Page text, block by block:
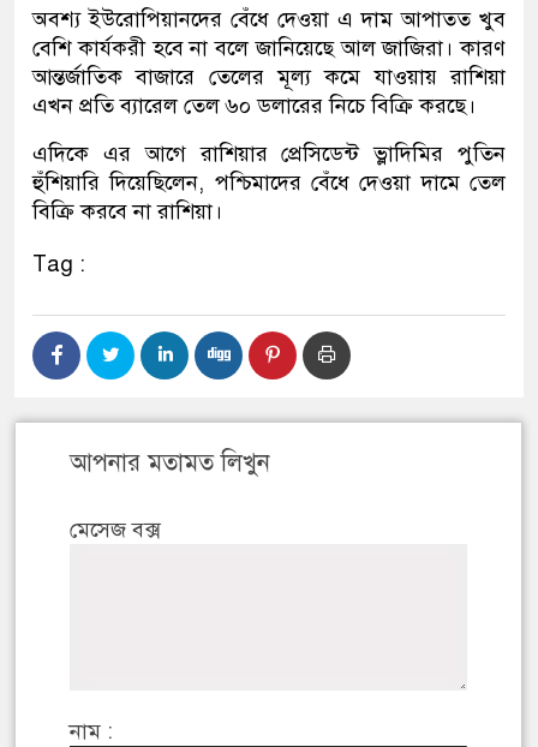
অবশ্য ইউরোপিয়ানদের বেঁধে দেওয়া এ দাম আপাতত খুব
বেশি কার্যকরী হবে না বলে জানিয়েছে আল জাজিরা। কারণ
আন্তর্জাতিক বাজারে তেলের মূল্য কমে যাওয়ায় রাশিয়া
এখন প্রতি ব্যারেল তেল ৬০ ডলারের নিচে বিক্রি করছে।
এদিকে এর আগে রাশিয়ার প্রেসিডেন্ট ভ্লাদিমির পুতিন
হুঁশিয়ারি দিয়েছিলেন, পশ্চিমাদের বেঁধে দেওয়া দামে তেল
বিক্রি করবে না রাশিয়া।
Tag :
আপনার মতামত লিখুন
মেসেজ বক্স
নাম :